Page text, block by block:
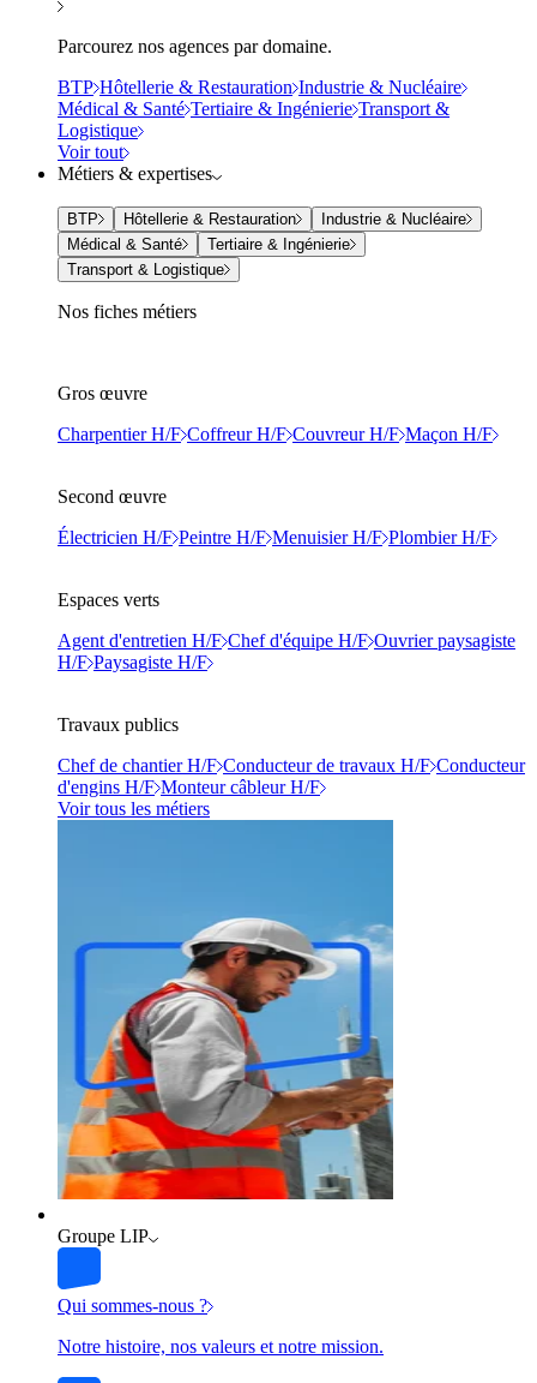
Parcourez nos agences par domaine.
BTP Hôtellerie & Restauration Industrie & Nucléaire
Médical & Santé Tertiaire & Ingénierie Transport &
Logistique
Voir tout
Métiers & expertises
BTP Hôtellerie & Restauration
Industrie & Nucléaire
Médical & Santé
Tertiaire & Ingénierie
Transport & Logistique
Nos fiches métiers
Gros œuvre
Charpentier H/F Coffreur H/F Couvreur H/F Maçon H/F
Second œuvre
Électricien H/F Peintre H/F Menuisier H/F Plombier H/F
Espaces verts
Agent d'entretien H/F Chef d'équipe H/F Ouvrier paysagiste
H/F Paysagiste H/F
Travaux publics
Chef de chantier H/F Conducteur de travaux H/F Conducteur
d'engins H/F Monteur câbleur H/F
Voir tous les métiers
Groupe LIP
Qui sommes-nous ?
Notre histoire, nos valeurs et notre mission.